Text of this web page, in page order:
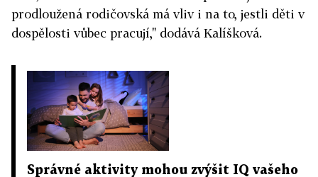
prodloužená rodičovská má vliv i na to, jestli děti v
dospělosti vůbec pracují," dodává Kalíšková.
Správné aktivity mohou zvýšit IQ vašeho